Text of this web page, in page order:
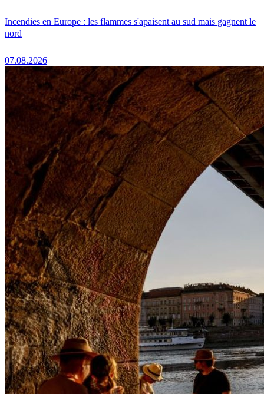
Incendies en Europe : les flammes s'apaisent au sud mais gagnent le
nord
07.08.2026